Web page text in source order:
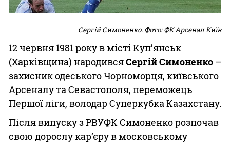
Сергій Симоненко. Фото: ФК Арсенал Київ
12 червня 1981 року в місті Куп’янськ
(Харківщина) народивсяСергій Симоненко –
захисник одеського Чорноморця, київського
Арсеналу та Севастополя, переможець
Першої ліги, володар Суперкубка Казахстану.
Після випуску з РВУФК Симоненко розпочав
свою дорослу кар’єру в московському